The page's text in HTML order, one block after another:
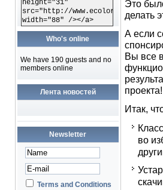
height="31"
src="http://www.ecolora.com/
width="88" /></a>
Who's online
We have 190 guests and no
members online
Лента новостей
Newsletter
Terms and Conditions
Это
делать
А если
Вы все
проекта!
Итак,
во